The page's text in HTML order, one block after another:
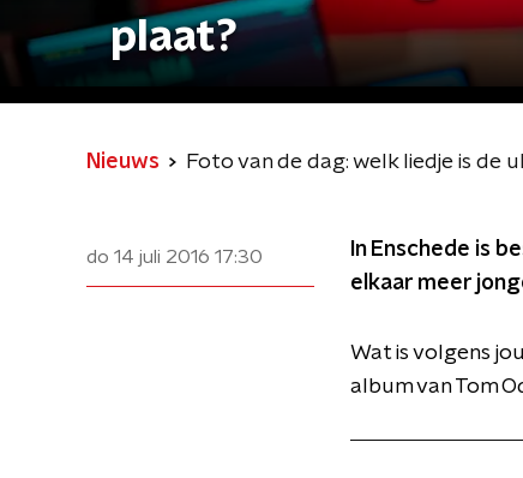
plaat?
Nieuws Foto van de dag: welk liedje is de
do 14 juli 2016 17:30
In Enschede is
elkaar meer
Wat is volgens
album van Tom